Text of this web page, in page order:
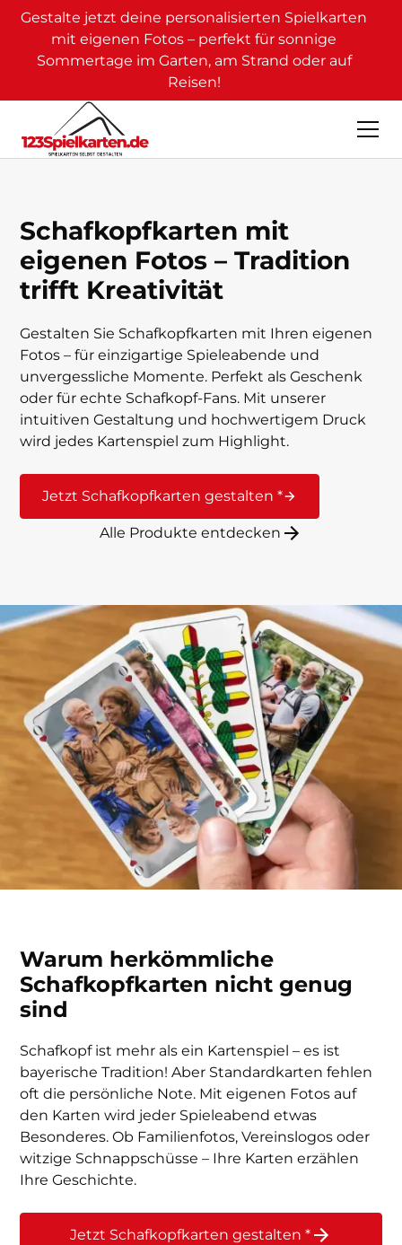
Gestalte jetzt deine personalisierten Spielkarten
mit eigenen Fotos – perfekt für sonnige
Sommertage im Garten, am Strand oder auf
Reisen!
Schafkopfkarten mit
eigenen Fotos – Tradition
trifft Kreativität
Gestalten Sie Schafkopfkarten mit Ihren eigenen
Fotos – für einzigartige Spieleabende und
unvergessliche Momente. Perfekt als Geschenk
oder für echte Schafkopf-Fans. Mit unserer
intuitiven Gestaltung und hochwertigem Druck
wird jedes Kartenspiel zum Highlight.
Jetzt Schafkopfkarten gestalten *
Alle Produkte entdecken
Warum herkömmliche
Schafkopfkarten nicht genug
sind
Schafkopf ist mehr als ein Kartenspiel – es ist
bayerische Tradition! Aber Standardkarten fehlen
oft die persönliche Note. Mit eigenen Fotos auf
den Karten wird jeder Spieleabend etwas
Besonderes. Ob Familienfotos, Vereinslogos oder
witzige Schnappschüsse – Ihre Karten erzählen
Ihre Geschichte.
Jetzt Schafkopfkarten gestalten *